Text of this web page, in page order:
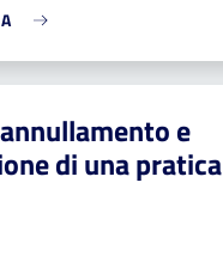
e
di una pratica